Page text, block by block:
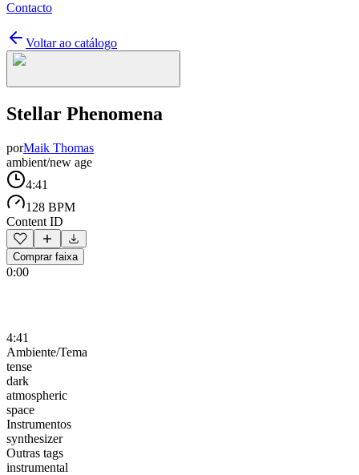
Contacto
Voltar ao catálogo
Stellar Phenomena
porMaik Thomas
ambient/new age
4:41
128 BPM
Content ID
Comprar faixa
0:00
4:41
Ambiente/Tema
tense
dark
atmospheric
space
Instrumentos
synthesizer
Outras tags
instrumental